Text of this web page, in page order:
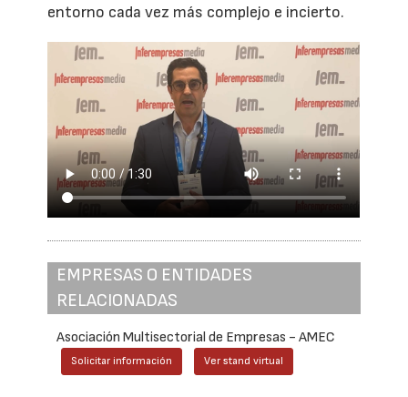
entorno cada vez más complejo e incierto.
EMPRESAS O ENTIDADES
RELACIONADAS
Asociación Multisectorial de Empresas - AMEC
Solicitar información Ver stand virtual